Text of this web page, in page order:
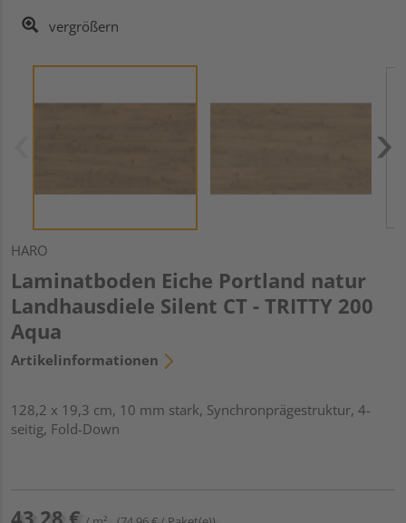
vergrößern
HARO
Laminatboden Eiche Portland natur
Landhausdiele Silent CT - TRITTY 200
Aqua
Artikelinformationen
128,2 x 19,3 cm, 10 mm stark, Synchronprägestruktur, 4-
seitig, Fold-Down
43,28 €